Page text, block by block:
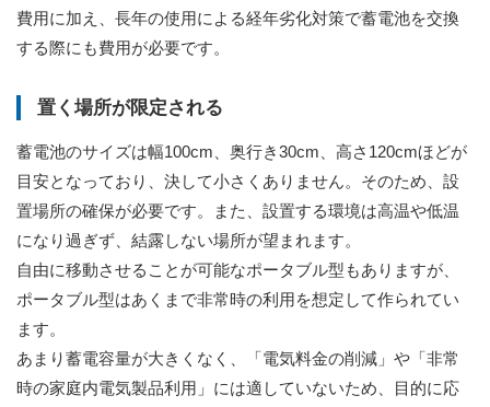
費用に加え、長年の使用による経年劣化対策で蓄電池を交換
する際にも費用が必要です。
置く場所が限定される
蓄電池のサイズは幅100cm、奥行き30cm、高さ120cmほどが
目安となっており、決して小さくありません。そのため、設
置場所の確保が必要です。また、設置する環境は高温や低温
になり過ぎず、結露しない場所が望まれます。
自由に移動させることが可能なポータブル型もありますが、
ポータブル型はあくまで非常時の利用を想定して作られてい
ます。
あまり蓄電容量が大きくなく、「電気料金の削減」や「非常
時の家庭内電気製品利用」には適していないため、目的に応